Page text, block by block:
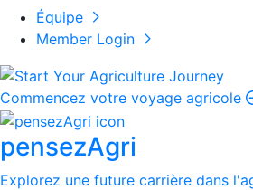
Équipe
Member Login
Commencez votre voyage agricole
pensezAgri
Explorez une future carrière dans